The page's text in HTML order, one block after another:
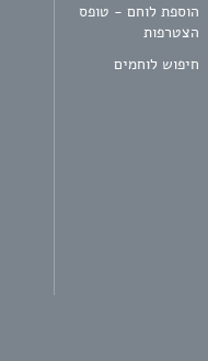
הוספת לוחם - טופס
הצטרפות
חיפוש לוחמים